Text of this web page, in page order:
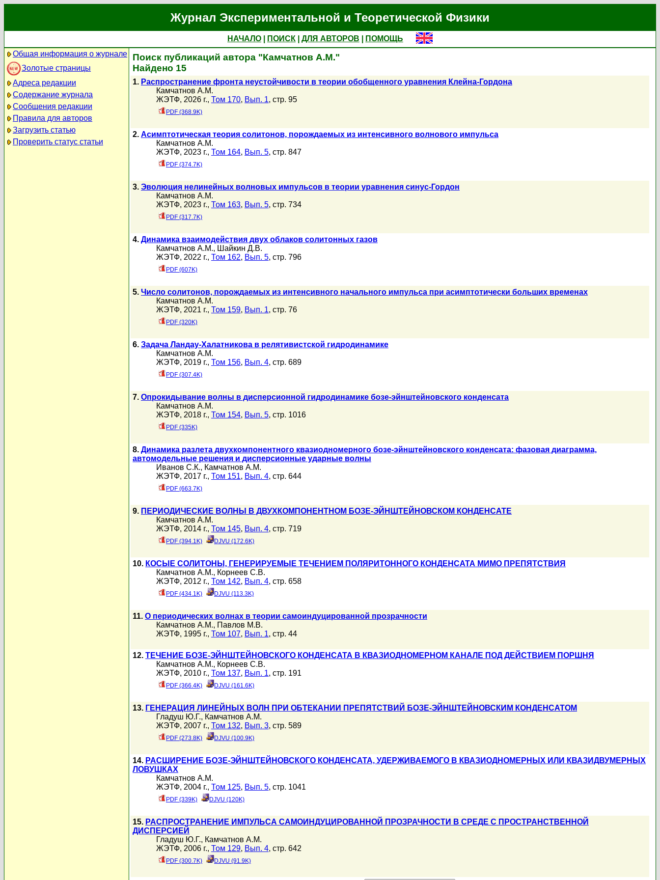
Журнал Экспериментальной и Теоретической Физики
НАЧАЛО ПОИСК ДЛЯ АВТОРОВ
ПОМОЩЬ
Общая информация о журнале
Золотые страницы
Адреса редакции
Содержание журнала
Сообщения редакции
Правила для авторов
Загрузить статью
Проверить статус статьи
Поиск публикаций автора "Камчатнов А.М."
Найдено 15
1. Распространение фронта неустойчивости в теории обобщенного уравнения Клейна-Гордона
Камчатнов А.М.
ЖЭТФ, 2026 г., Том 170, Вып. 1, стр. 95
PDF (368.9K)
2. Асимптотическая теория солитонов, порождаемых из интенсивного волнового импульса
Камчатнов А.М.
ЖЭТФ, 2023 г., Том 164, Вып. 5, стр. 847
PDF (374.7K)
3. Эволюция нелинейных волновых импульсов в теории уравнения синус-Гордон
Камчатнов А.М.
ЖЭТФ, 2023 г., Том 163, Вып. 5, стр. 734
PDF (317.7K)
4. Динамика взаимодействия двух облаков солитонных газов
Камчатнов А.М., Шайкин Д.В.
ЖЭТФ, 2022 г., Том 162, Вып. 5, стр. 796
PDF (607K)
5. Число солитонов, порождаемых из интенсивного начального импульса при асимптотически больших временах
Камчатнов А.М.
ЖЭТФ, 2021 г., Том 159, Вып. 1, стр. 76
PDF (320K)
6. Задача Ландау-Халатникова в релятивистской гидродинамике
Камчатнов А.М.
ЖЭТФ, 2019 г., Том 156, Вып. 4, стр. 689
PDF (307.4K)
7. Опрокидывание волны в дисперсионной гидродинамике бозе-эйнштейновского конденсата
Камчатнов А.М.
ЖЭТФ, 2018 г., Том 154, Вып. 5, стр. 1016
PDF (335K)
8. Динамика разлета двухкомпонентного квазиодномерного бозе-эйнштейновского конденсата: фазовая диаграмма,
автомодельные решения и дисперсионные ударные волны
Иванов С.К., Камчатнов А.М.
ЖЭТФ, 2017 г., Том 151, Вып. 4, стр. 644
PDF (663.7K)
9. ПЕРИОДИЧЕСКИЕ ВОЛНЫ В ДВУХКОМПОНЕНТНОМ БОЗЕ-ЭЙНШТЕЙНОВСКОМ КОНДЕНСАТЕ
Камчатнов А.М.
ЖЭТФ, 2014 г., Том 145, Вып. 4, стр. 719
PDF (394.1K) DJVU (172.6K)
10. КОСЫЕ СОЛИТОНЫ, ГЕНЕРИРУЕМЫЕ ТЕЧЕНИЕМ ПОЛЯРИТОННОГО КОНДЕНСАТА МИМО ПРЕПЯТСТВИЯ
Камчатнов А.М., Корнеев С.В.
ЖЭТФ, 2012 г., Том 142, Вып. 4, стр. 658
PDF (434.1K) DJVU (113.3K)
11. О периодических волнах в теории самоиндуцированной прозрачности
Камчатнов А.М., Павлов М.В.
ЖЭТФ, 1995 г., Том 107, Вып. 1, стр. 44
12. ТЕЧЕНИЕ БОЗЕ-ЭЙНШТЕЙНОВСКОГО КОНДЕНСАТА В КВАЗИОДНОМЕРНОМ КАНАЛЕ ПОД ДЕЙСТВИЕМ ПОРШНЯ
Камчатнов А.М., Корнеев С.В.
ЖЭТФ, 2010 г., Том 137, Вып. 1, стр. 191
PDF (366.4K) DJVU (161.6K)
13. ГЕНЕРАЦИЯ ЛИНЕЙНЫХ ВОЛН ПРИ ОБТЕКАНИИ ПРЕПЯТСТВИЙ БОЗЕ-ЭЙНШТЕЙНОВСКИМ КОНДЕНСАТОМ
Гладуш Ю.Г., Камчатнов А.М.
ЖЭТФ, 2007 г., Том 132, Вып. 3, стр. 589
PDF (273.8K) DJVU (100.9K)
14. РАСШИРЕНИЕ БОЗЕ-ЭЙНШТЕЙНОВСКОГО КОНДЕНСАТА, УДЕРЖИВАЕМОГО В КВАЗИОДНОМЕРНЫХ ИЛИ КВАЗИДВУМЕРНЫХ
ЛОВУШКАХ
Камчатнов А.М.
ЖЭТФ, 2004 г., Том 125, Вып. 5, стр. 1041
PDF (339K) DJVU (120K)
15. РАСПРОСТРАНЕНИЕ ИМПУЛЬСА САМОИНДУЦИРОВАННОЙ ПРОЗРАЧНОСТИ В СРЕДЕ С ПРОСТРАНСТВЕННОЙ
ДИСПЕРСИЕЙ
Гладуш Ю.Г., Камчатнов А.М.
ЖЭТФ, 2006 г., Том 129, Вып. 4, стр. 642
PDF (300.7K) DJVU (91.9K)